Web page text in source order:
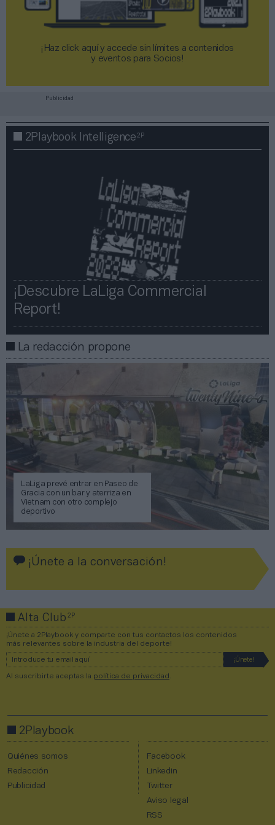
¡Haz click aquí y accede sin límites a contenidos
y eventos para Socios!​​​​​​​
Publicidad
2Playbook Intelligence2P
¡Descubre LaLiga Commercial
Report!​​
La redacción propone
LaLiga prevé entrar en Paseo de
Gracia con un bar y aterriza en
Vietnam con otro complejo
deportivo
¡Únete a la conversación!
Alta Club2P
¡Únete a 2Playbook y comparte con tus contactos los contenidos
más relevantes sobre la industria del deporte!
Al suscribirte aceptas la política de privacidad .
2Playbook
Quiénes somos
Redacción
Publicidad
Facebook
Linkedin
Twitter
Aviso legal
RSS